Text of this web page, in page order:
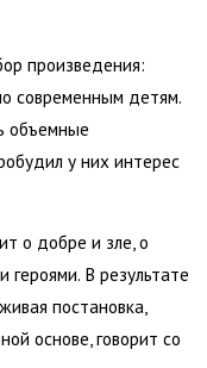
произведения:
современным детям.
объемные
у них интерес
о добре и зле, о
В результате
постановка,
основе, говорит со